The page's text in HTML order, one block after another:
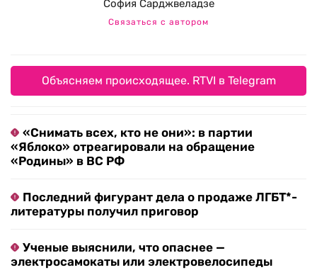
София Сарджвеладзе
Связаться с автором
Объясняем происходящее. RTVI в Telegram
«Снимать всех, кто не они»: в партии
«Яблоко» отреагировали на обращение
«Родины» в ВС РФ
Последний фигурант дела о продаже ЛГБТ*-
литературы получил приговор
Ученые выяснили, что опаснее —
электросамокаты или электровелосипеды